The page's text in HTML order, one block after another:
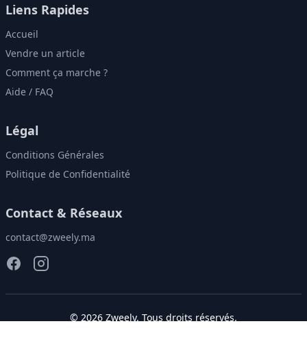
Liens Rapides
Accueil
Vendre un article
Comment ça marche ?
Aide / FAQ
Légal
Conditions Générales
Politique de Confidentialité
Contact & Réseaux
contact@zweely.ma
© 2026 Zweely. Tous droits réservés.